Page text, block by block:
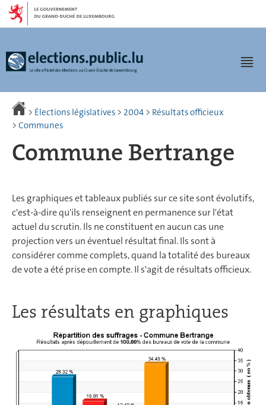
Aller
navigation
Aller
> Élections législatives > 2004 > Résultats officieux
> Communes
Commune Bertrange
Les graphiques et tableaux publiés sur ce site sont évolutifs,
c'est-à-dire qu'ils renseignent en permanence sur l'état
actuel du scrutin. Ils ne constituent en aucun cas une
projection vers un éventuel résultat final. Ils sont à
considérer comme complets, quand la totalité des bureaux
de vote a été prise en compte. Il s'agit de résultats officieux.
Les résultats en graphiques